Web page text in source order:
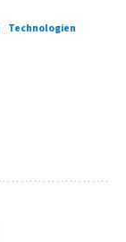
Technologien